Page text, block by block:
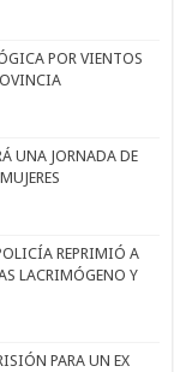
POR VIENTOS
UNA JORNADA DE
REPRIMIÓ A
LACRIMÓGENO Y
PARA UN EX